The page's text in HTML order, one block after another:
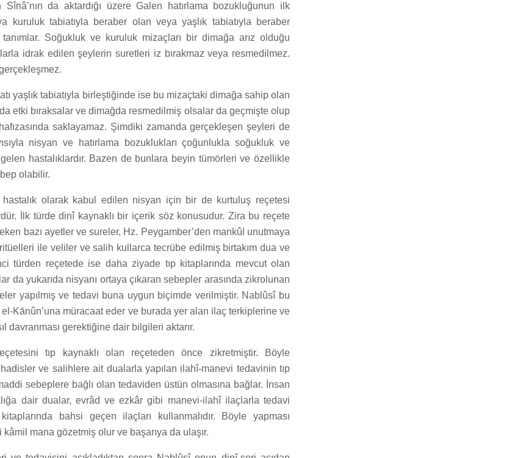
da aktardığı üzere Galen hatırlama bozukluğunun ilk
kuruluk tabiatıyla beraber olan veya yaşlık tabiatıyla beraber
Soğukluk ve kuruluk mizaçları bir dimağa arız olduğu
idrak edilen şeylerin suretleri iz bırakmaz veya resmedilmez.
yaşlık tabiatıyla birleştiğinde ise bu mizaçtaki dimağa sahip olan
etki bıraksalar ve dimağda resmedilmiş olsalar da geçmişte olup
saklayamaz. Şimdiki zamanda gerçekleşen şeyleri de
nisyan ve hatırlama bozuklukları çoğunlukla soğukluk ve
hastalıklardır. Bazen de bunlara beyin tümörleri ve özellikle
olabilir.
hastalık olarak kabul edilen nisyan için bir de kurtuluş reçetesi
İlk türde dinî kaynaklı bir içerik söz konusudur. Zira bu reçete
bazı ayetler ve sureler, Hz. Peygamber’den mankûl unutmaya
ile veliler ve salih kullarca tecrübe edilmiş birtakım dua ve
türden reçetede ise daha ziyade tıp kitaplarında mevcut olan
da yukarıda nisyanı ortaya çıkaran sebepler arasında zikrolunan
yapılmış ve tedavi buna uygun biçimde verilmiştir. Nablûsî bu
el-Kānûn’una müracaat eder ve burada yer alan ilaç terkiplerine ve
davranması gerektiğine dair bilgileri aktarır.
tıp kaynaklı olan reçeteden önce zikretmiştir. Böyle
hadisler ve salihlere ait dualarla yapılan ilahî-manevi tedavinin tıp
sebeplere bağlı olan tedaviden üstün olmasına bağlar. İnsan
dair dualar, evrâd ve ezkâr gibi manevi-ilahî ilaçlarla tedavi
bahsi geçen ilaçları kullanmalıdır. Böyle yapması
mana gözetmiş olur ve başarıya da ulaşır.